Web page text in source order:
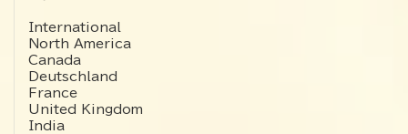
International
North America
Canada
Deutschland
France
United Kingdom
India